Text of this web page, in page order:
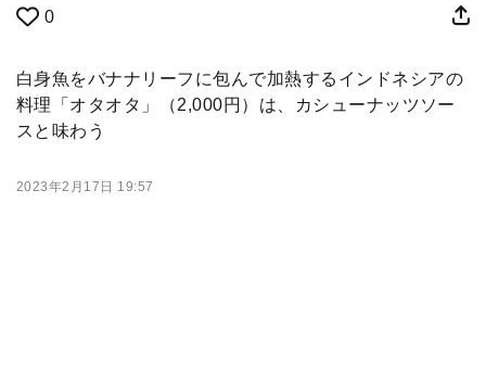
0
白身魚をバナナリーフに包んで加熱するインドネシアの
料理「オタオタ」（2,000円）は、カシューナッツソー
スと味わう
2023年2月17日 19:57